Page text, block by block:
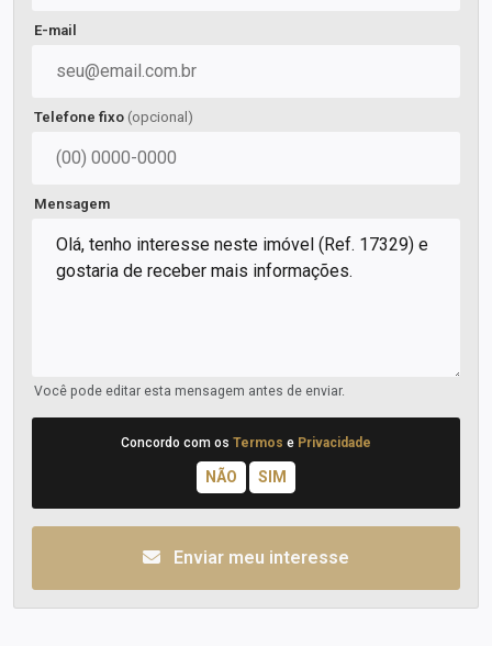
E-mail
Telefone fixo (opcional)
Mensagem
Você pode editar esta mensagem antes de enviar.
Concordo com os Termos e Privacidade
Enviar meu interesse